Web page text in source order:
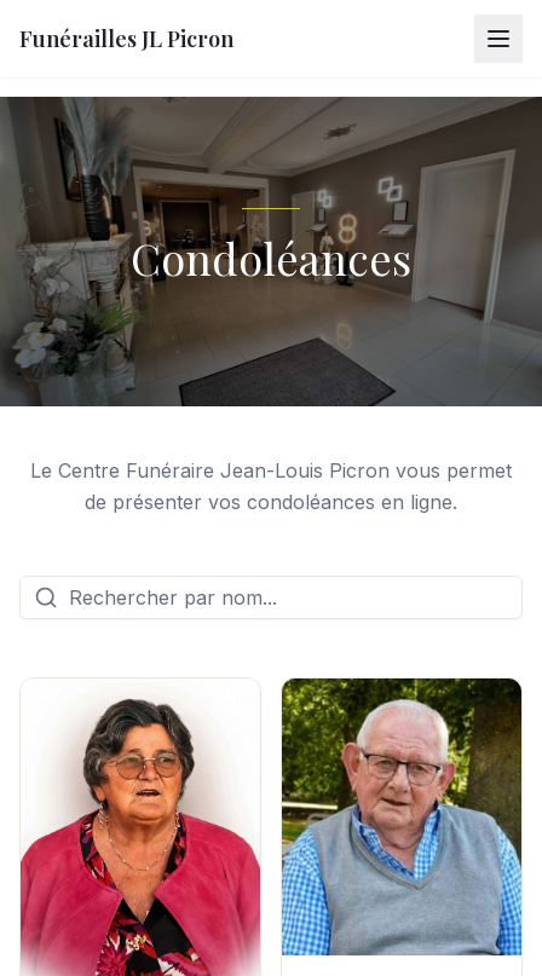
Funérailles JL Picron
Condoléances
Le Centre Funéraire Jean-Louis Picron vous permet
de présenter vos condoléances en ligne.